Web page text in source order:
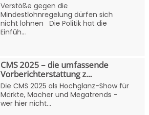
Verstöße gegen die
Mindestlohnregelung dürfen sich
nicht lohnen Die Politik hat die
Einfüh...
CMS 2025 – die umfassende
Vorberichterstattung z...
Die CMS 2025 als Hochglanz-Show für
Märkte, Macher und Megatrends –
wer hier nicht...